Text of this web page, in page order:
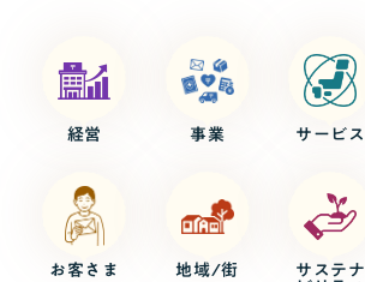
経営 事業 サービス
お客さま 地域/街
サステナ